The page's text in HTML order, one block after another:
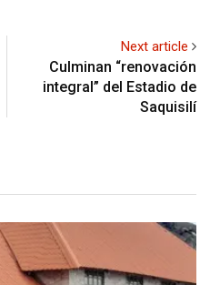
Next article
Culminan “renovación
integral” del Estadio de
Saquisilí